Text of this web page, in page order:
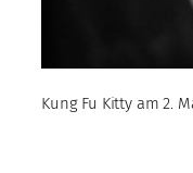
Kung Fu Kitty am 2.